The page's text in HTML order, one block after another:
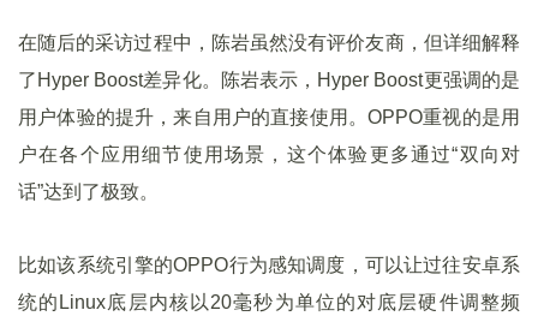
在随后的采访过程中，陈岩虽然没有评价友商，但详细解释
了Hyper Boost差异化。陈岩表示，Hyper Boost更强调的是
用户体验的提升，来自用户的直接使用。OPPO重视的是用
户在各个应用细节使用场景，这个体验更多通过“双向对
话”达到了极致。
比如该系统引擎的OPPO行为感知调度，可以让过往安卓系
统的Linux底层内核以20毫秒为单位的对底层硬件调整频